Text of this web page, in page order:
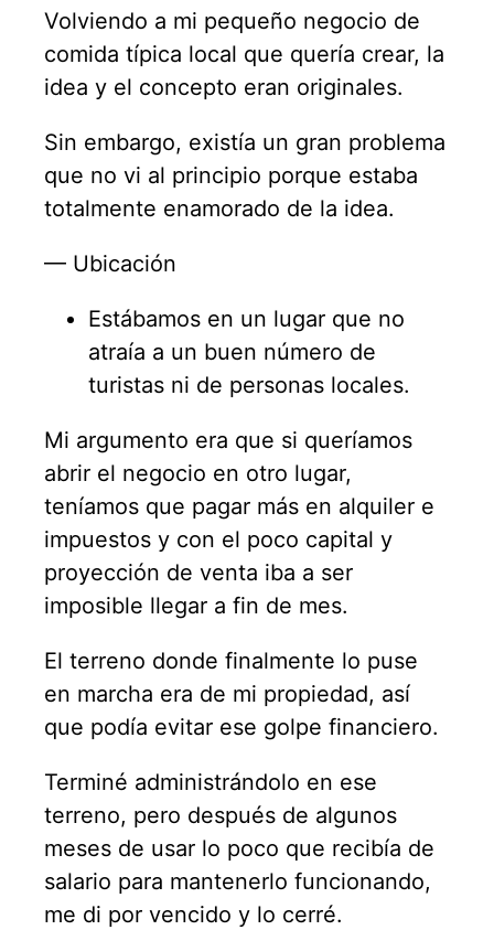
Volviendo a mi pequeño negocio de
comida típica local que quería crear, la
idea y el concepto eran originales.
Sin embargo, existía un gran problema
que no vi al principio porque estaba
totalmente enamorado de la idea.
— Ubicación
Estábamos en un lugar que no
atraía a un buen número de
turistas ni de personas locales.
Mi argumento era que si queríamos
abrir el negocio en otro lugar,
teníamos que pagar más en alquiler e
impuestos y con el poco capital y
proyección de venta iba a ser
imposible llegar a fin de mes.
El terreno donde finalmente lo puse
en marcha era de mi propiedad, así
que podía evitar ese golpe financiero.
Terminé administrándolo en ese
terreno, pero después de algunos
meses de usar lo poco que recibía de
salario para mantenerlo funcionando,
me di por vencido y lo cerré.